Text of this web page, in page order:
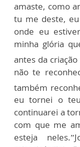
amaste, como
tu me deste,
onde eu
minha glória
antes da
não te
também
eu tornei o
continuarei a
com que me
esteja